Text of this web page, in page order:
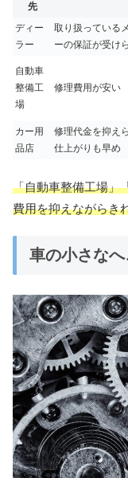
先
ディー
ラー
取り扱っている
ーの保証が受け
自動車
整備工
場
修理費用が安い
カー用
品店
修理代金を抑えら
仕上がりも早め
「自動車整備工場」
費用を抑えながらき
車の小さな